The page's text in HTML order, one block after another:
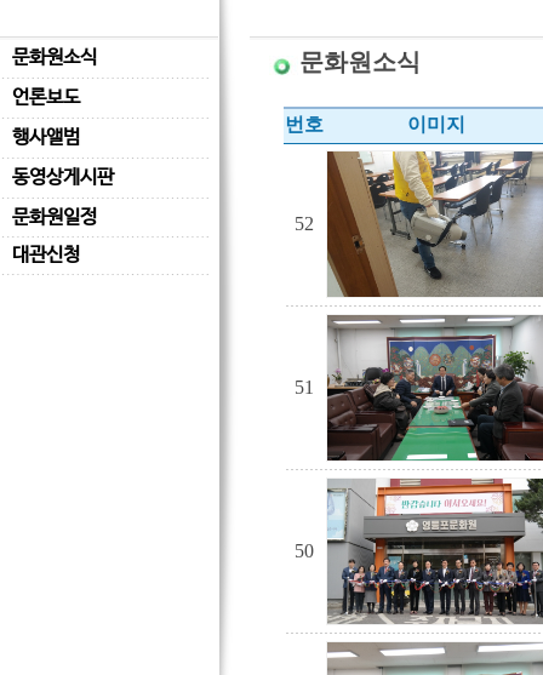
문화원소식
언론보도
행사앨범
동영상게시판
문화원일정
대관신청
문화원소식
번호 이미지
52
51
50